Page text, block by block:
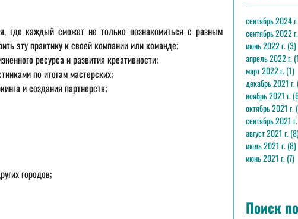
где каждый сможет не только познакомиться с разным
эту практику к своей компании или команде;
ресурса и развития креативности;
по итогам мастерских;
и создания партнерств;
городов;
сентябрь 2024 г.
сентябрь 2022 г.
июнь 2022 г.(3)
апрель 2022 г.
март 2022 г.(1)
декабрь 2021 г.
ноябрь 2021 г.
октябрь 2021 г.
сентябрь 2021 г.
август 2021 г.
июль 2021 г.(8)
июнь 2021 г.(7)
Поиск